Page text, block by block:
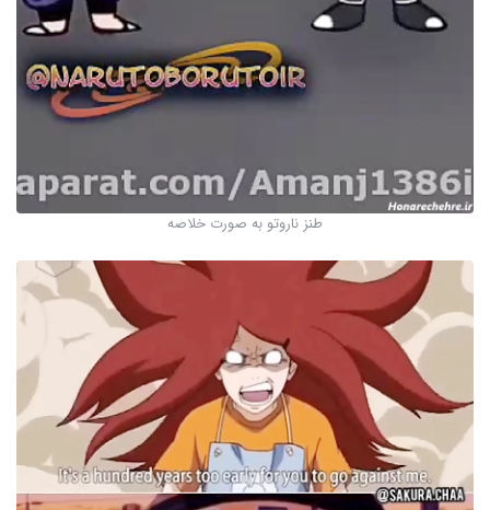
طنز ناروتو به صورت خلاصه